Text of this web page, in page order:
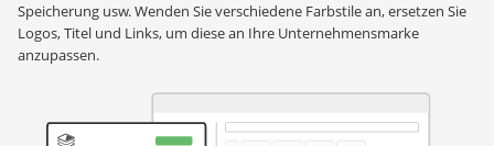
Speicherung usw. Wenden Sie verschiedene Farbstile an, ersetzen Sie
Logos, Titel und Links, um diese an Ihre Unternehmensmarke
anzupassen.